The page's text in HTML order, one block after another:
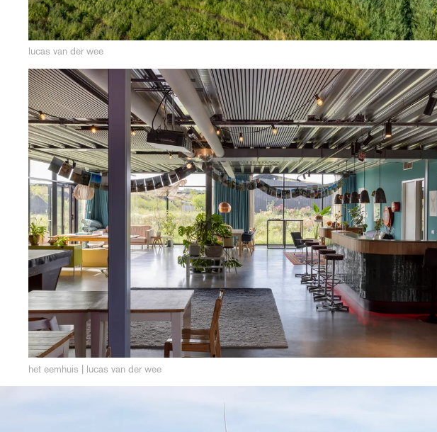
lucas van der wee
het eemhuis | lucas van der wee